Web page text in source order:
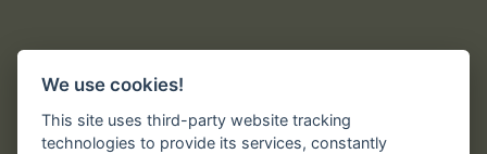
Rechtliches
We use cookies!
This site uses third-party website tracking
technologies to provide its services, constantly